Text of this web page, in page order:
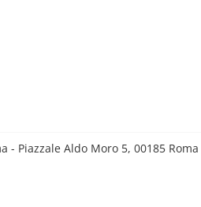
Piazzale Aldo Moro 5, 00185 Roma